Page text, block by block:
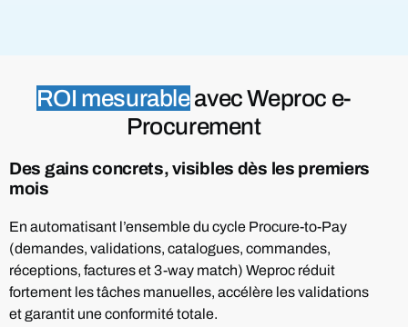
ROI mesurableavec Weproc e-
Procurement
Des gains concrets, visibles dès les premiers
mois
En automatisant l’ensemble du cycle Procure-to-Pay
(demandes, validations, catalogues, commandes,
réceptions, factures et 3-way match) Weproc réduit
fortement les tâches manuelles, accélère les validations
et garantit une conformité totale.